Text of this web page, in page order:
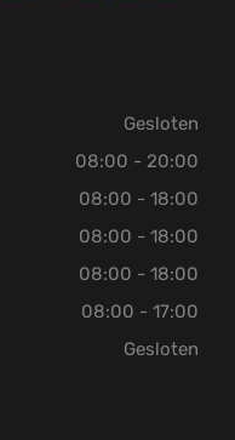
Gesloten
08:00 - 20:00
08:00 - 18:00
08:00 - 18:00
08:00 - 18:00
08:00 - 17:00
Gesloten